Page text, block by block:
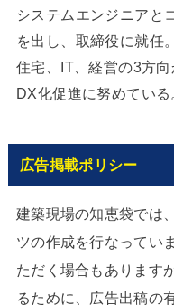
システムエンジニアと
を出し、取締役に就任。
住宅、IT、経営の3方向
DX化促進に努めている
広告掲載ポリシー
建築現場の知恵袋では
ツの作成を行なってい
ただく場合もあります
るために、広告出稿の